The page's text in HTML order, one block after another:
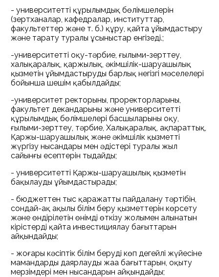
- университеттің құрылымдық бөлімшелерін
(зертханалар, кафедралар, институттар,
факультеттер және т. б.) құру, қайта ұйымдастыру
және тарату туралы ұсыныстар енгізеді.;
-университеттің оқу-тәрбие, ғылыми-зерттеу,
халықаралық, қаржылық, әкімшілік-шаруашылық
қызметін ұйымдастырудың барлық негізгі мәселелері
бойынша шешім қабылдайды;
-университет ректорының, проректорларының,
факультет декандарының және университеттің
құрылымдық бөлімшелері басшыларының оқу,
ғылыми-зерттеу, тәрбие, Халықаралық, ақпараттық,
Қаржы-шаруашылық және әкімшілік қызметті
жүргізу нысандары мен әдістері туралы жыл
сайынғы есептерін тыңдайды;
- университеттің Қаржы-шаруашылық қызметін
бақылауды ұйымдастырады;
- бюджеттен тыс қаражатты пайдалану тәртібін,
сондай-ақ ақылы білім беру қызметтерін көрсету
және өндірілетін өнімді өткізу жолымен алынатын
кірістерді қайта инвестициялау бағыттарын
айқындайды;
- жоғары кәсіптік білім берудің көп деңгейлі жүйесіне
мамандарды даярлаудың жаңа бағыттарын, оқыту
мерзімдері мен нысандарын айқындайды;